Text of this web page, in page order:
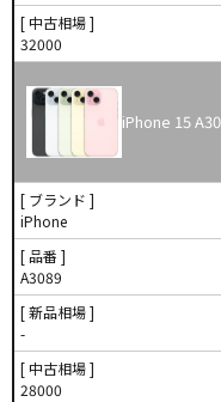
[ 中古相場 ]
32000
iPhone 15
[ ブランド ]
iPhone
[ 品番 ]
A3089
[ 新品相場 ]
-
[ 中古相場 ]
28000